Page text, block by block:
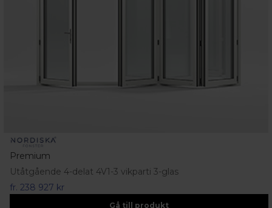
Premium
Utåtgående 4-delat 4V1-3 vikparti 3-glas
fr. 238 927 kr
Gå till produkt